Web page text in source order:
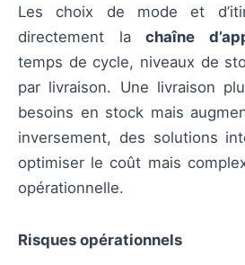
Les choix de mode et
directement la chaîne
temps de cycle, niveaux de
par livraison. Une livraison
besoins en stock mais
inversement, des solutions
optimiser le coût mais
opérationnelle.
Risques opérationnels